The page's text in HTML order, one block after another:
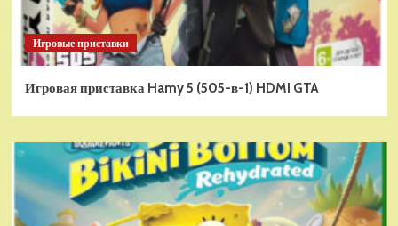
Игровые приставки
Игровая приставка Hamy 5 (505-в-1) HDMI GTA